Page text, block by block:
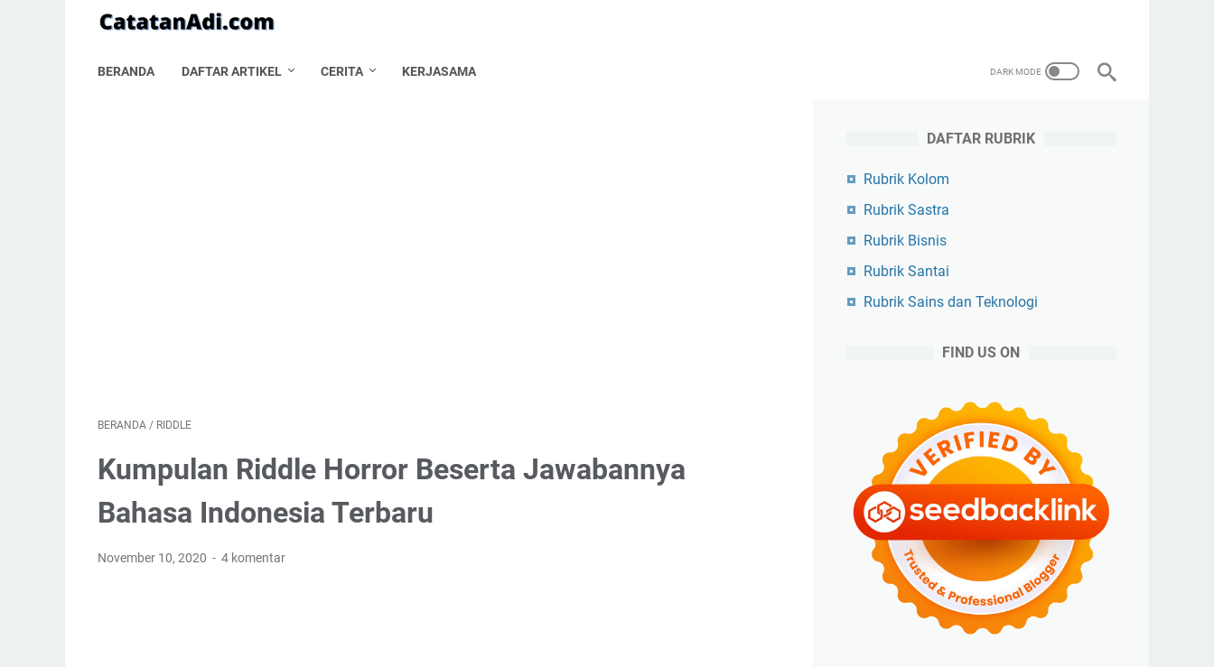
BERANDA DAFTAR ARTIKEL CERITA KERJASAMA
BERANDA / RIDDLE
Kumpulan Riddle Horror Beserta Jawabannya
Bahasa Indonesia Terbaru
November 10, 2020 4 komentar
DAFTAR RUBRIK
Rubrik Kolom
Rubrik Sastra
Rubrik Bisnis
Rubrik Santai
Rubrik Sains dan Teknologi
FIND US ON